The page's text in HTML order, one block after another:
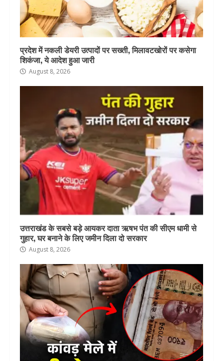
प्रदेश में नकली डेयरी उत्पादों पर सख्ती, मिलावटखोरों पर कसेगा
शिकंजा, ये आदेश हुआ जारी
August 8, 2026
उत्तराखंड के सबसे बड़े आयकर दाता ऋषभ पंत की सीएम धामी से
गुहार, घर बनाने के लिए जमीन दिला दो सरकार
August 8, 2026